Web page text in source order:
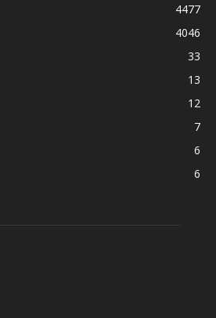
4477
4046
33
13
12
7
6
6